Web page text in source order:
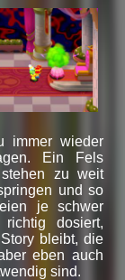
immer wieder
Ein Fels
zu weit
und so
je schwer
dosiert,
bleibt, die
eben auch
sind.